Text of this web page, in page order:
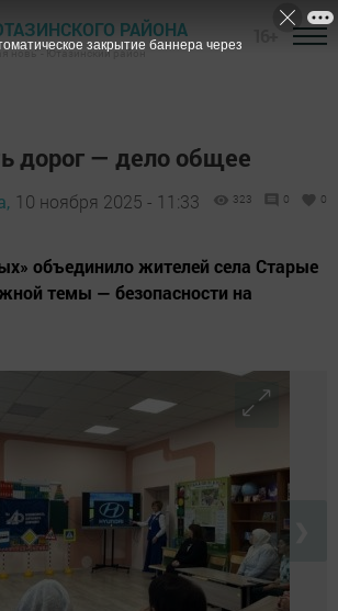
РАЙОНА
новь" - Ютазинский район
дорог — дело общее
10 ноября 2025 - 11:33 323 0 0
объединило жителей села Старые
темы — безопасности на
закрытие баннера через